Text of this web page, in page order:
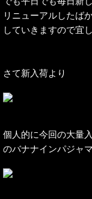
リニューアルしたば
していきますので宜
さて新入荷より
個人的に今回の大量
のバナナインパジャ